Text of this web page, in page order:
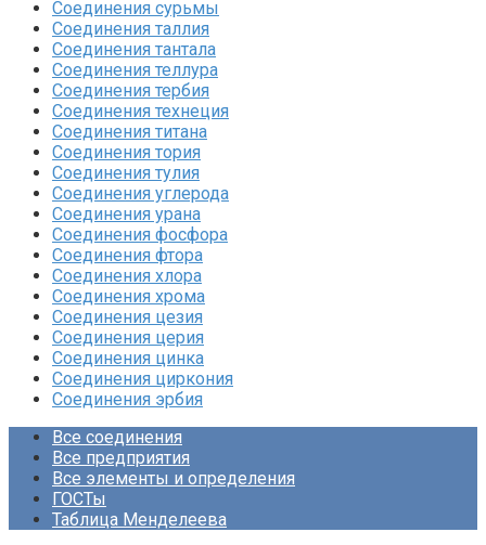
Соединения сурьмы
Соединения таллия‎
Соединения тантала‎
Соединения теллура‎
Соединения тербия‎
Соединения технеция‎
Соединения титана
Соединения тория‎
Соединения тулия‎
Соединения углерода‎
Соединения урана‎
Соединения фосфора‎
Соединения фтора‎
Соединения хлора‎
Соединения хрома‎
Соединения цезия‎
Соединения церия‎
Соединения цинка‎
Соединения циркония‎
Соединения эрбия
Все соединения
Все предприятия
Все элементы и определения
ГОСТы
Таблица Менделеева